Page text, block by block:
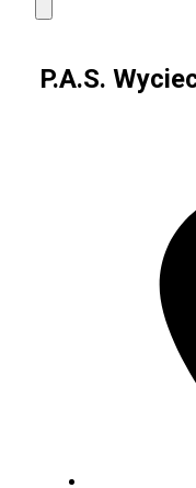
P.A.S.